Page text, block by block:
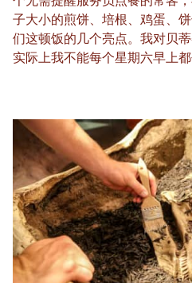
子大小的煎饼、培根、鸡蛋、
们这顿饭的几个亮点。我对贝
实际上我不能每个星期六早上都